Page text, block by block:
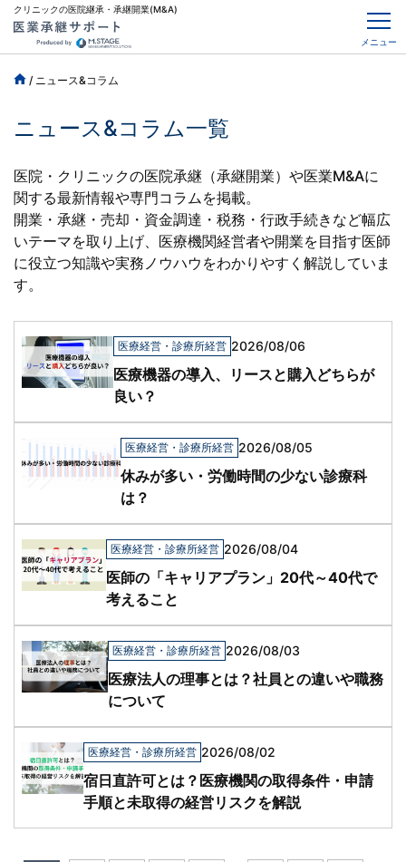
クリニックの医院継承・承継開業(M&A)
メニュー
/ ニュース&コラム
ニュース&コラム一覧
医院・クリニックの医院承継（承継開業）や医業M&Aに
関する最新情報や専門コラムを掲載。
開業・承継・売却・資金調達・税務・行政手続きなど幅広
いテーマを取り上げ、 医療機関経営者や開業を目指す医師
に役立つ知識や実務ノウハウをわかりやすく解説していま
す。
医療経営・診療所経営 2026/08/06
医療機器の導入、リースと購入どちらが
良い？
医療経営・診療所経営 2026/08/05
休みが多い・労働時間の少ない診療科
は？
医療経営・診療所経営 2026/08/04
医師の「キャリアプラン」20代～40代で
考えること
医療経営・診療所経営 2026/08/03
医療法人の理事とは？社員との違いや職務
について
医療経営・診療所経営 2026/08/02
宿日直許可とは？医療機関の取得条件・申請
手順と未取得の経営リスクを解説